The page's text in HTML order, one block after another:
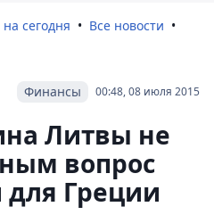
сегодня
Все новости
00:48, 08 июля 2015
Финансы
Литвы не
вопрос
для Греции